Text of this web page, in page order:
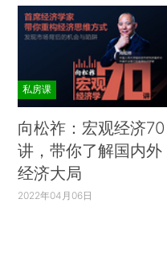
私房课
向松祚：宏观经济70
讲，带你了解国内外
经济大局
2022年04月06日